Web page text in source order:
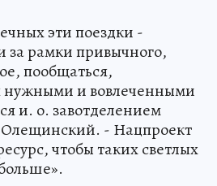
эти поездки -
за рамки привычного,
пообщаться,
нужными и вовлеченными
и. о. завотделением
- Нацпроект
чтобы таких светлых